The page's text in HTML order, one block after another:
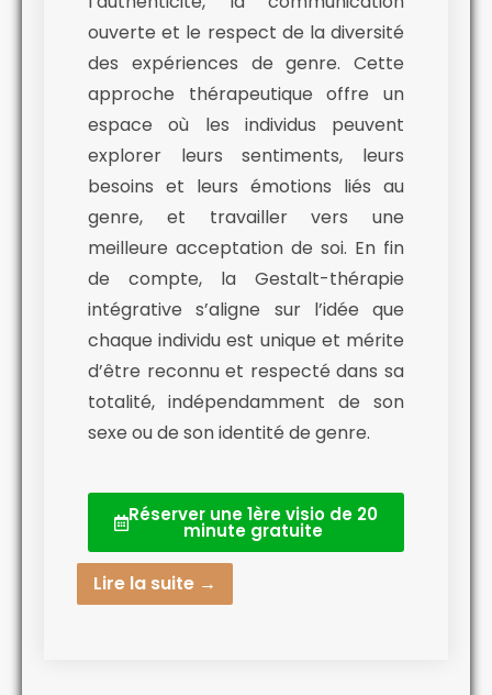
ouverte et le respect de la diversité
des expériences de genre. Cette
approche thérapeutique offre un
espace où les individus peuvent
explorer leurs sentiments, leurs
besoins et leurs émotions liés au
genre, et travailler vers une
meilleure acceptation de soi. En fin
de compte, la Gestalt-thérapie
intégrative s’aligne sur l’idée que
chaque individu est unique et mérite
d’être reconnu et respecté dans sa
totalité, indépendamment de son
sexe ou de son identité de genre.
Réserver une 1ère visio de 20
minute gratuite
Lire la suite →